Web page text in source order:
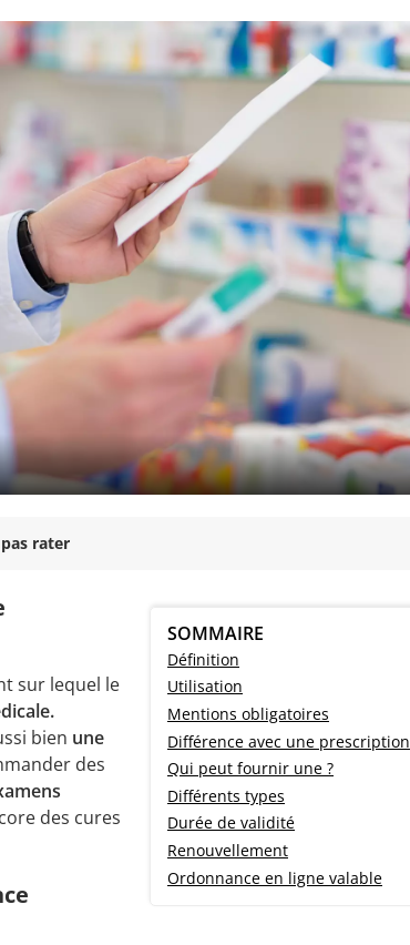
rater
SOMMAIRE
Définition
Utilisation
Mentions obligatoires
Différence avec une prescription
Qui peut fournir une ?
Différents types
Durée de validité
Renouvellement
Ordonnance en ligne valable
sur lequel le
bien une
des
des cures